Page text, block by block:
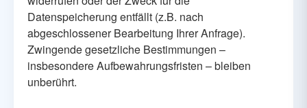
Datenspeicherung entfällt (z.B. nach
abgeschlossener Bearbeitung Ihrer Anfrage).
Zwingende gesetzliche Bestimmungen –
insbesondere Aufbewahrungsfristen – bleiben
unberührt.